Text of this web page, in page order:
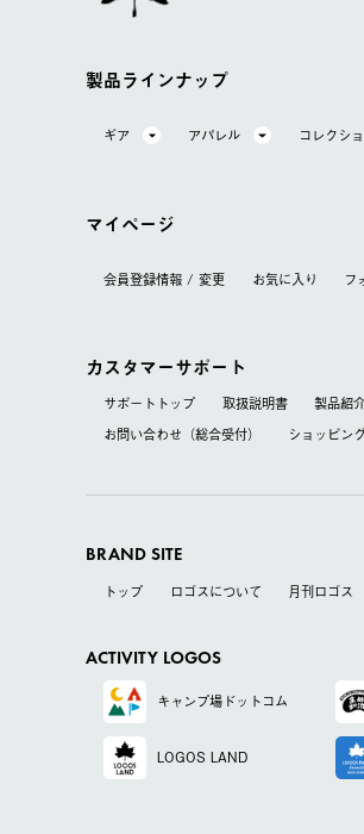
製品ラインナップ
ギア アパレル コレクシ
マイページ
会員登録情報 / 変更 お気に⼊り フ
カスタマーサポート
サポートトップ 取扱説明書 製品紹
お問い合わせ（総合受付）
ショッピン
BRAND SITE
トップ ロゴスについて 月刊ロゴス
ACTIVITY LOGOS
キャンプ場ドットコム
LOGOS LAND